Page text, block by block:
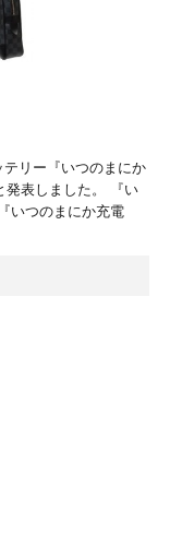
リー『いつのまにか
発表しました。 『い
いつのまにか充電